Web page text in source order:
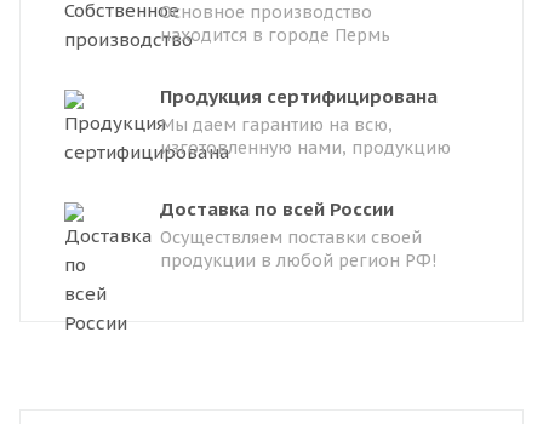
Основное производство
находится в городе Пермь
Продукция сертифицирована
Мы даем гарантию на всю,
изготовленную нами, продукцию
Доставка по всей России
Осуществляем поставки своей
продукции в любой регион РФ!